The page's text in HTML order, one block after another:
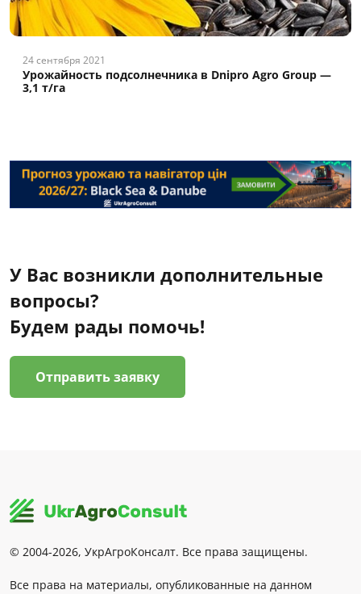
24 сентября 2021
Урожайность подсолнечника в Dnipro Agro Group —
3,1 т/га
У Вас возникли дополнительные
вопросы?
Будем рады помочь!
Отправить заявку
© 2004-2026, УкрАгроКонсалт. Все права защищены.
Все права на материалы, опубликованные на данном